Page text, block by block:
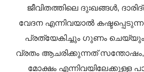
ജീവിതത്തിലെ ദുഃഖങ്ങൾ,
വേദന എന്നിവയാൽ
പ്രത്യേകിച്ചും ഗുണം
വ്രതം ആചരിക്കുന്നത് സന്തോഷം,
മോക്ഷം എന്നിവയിലേക്കുള്ള